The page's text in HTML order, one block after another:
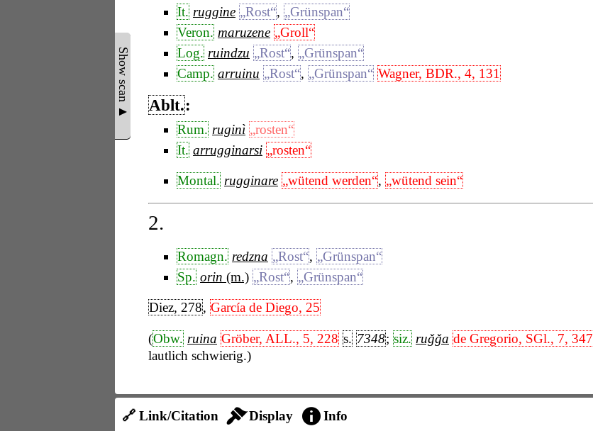
Show scan ▲
It. ruggine „Rost“, „Grünspan“
Veron. maruzene „Groll“
Log. ruindzu „Rost“, „Grünspan“
Camp. arruinu „Rost“, „Grünspan“ Wagner, BDR., 4, 131
Ablt.:
Rum. ruginì „rosten“
It. arrugginarsi „rosten“
Montal. rugginare „wütend werden“, „wütend sein“
2.
Romagn. redzna „Rost“, „Grünspan“
Sp. orin (m.) „Rost“, „Grünspan“
Diez, 278, García de Diego, 25
(Obw. ruina Gröber, ALL., 5, 228 s. 7348; siz. ruǧǧa de Gregorio, SGl., 7, 347
lautlich schwierig.)
🔗 Link/Citation Display Info